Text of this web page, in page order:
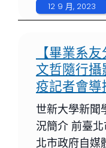
12 9 月, 2023
【畢業系
文哲隨行
疫記者會導
世新大學新
況簡介 前臺
北市政府自媒